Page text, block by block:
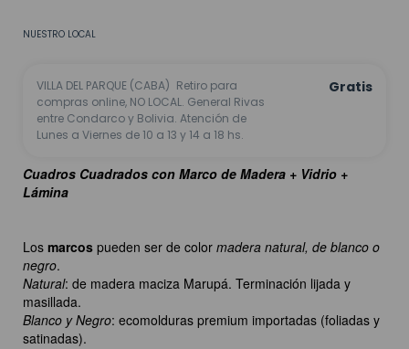
NUESTRO LOCAL
VILLA DEL PARQUE (CABA) Retiro para
compras online, NO LOCAL. General Rivas
entre Condarco y Bolivia. Atención de
Lunes a Viernes de 10 a 13 y 14 a 18 hs.
Gratis
Cuadros Cuadrados con Marco de Madera + Vidrio +
Lámina
Los marcos pueden ser de color madera natural, de blanco o
negro.
Natural: de madera maciza Marupá. Terminación lijada y
masillada.
Blanco y Negro: ecomolduras premium importadas (foliadas y
satinadas).